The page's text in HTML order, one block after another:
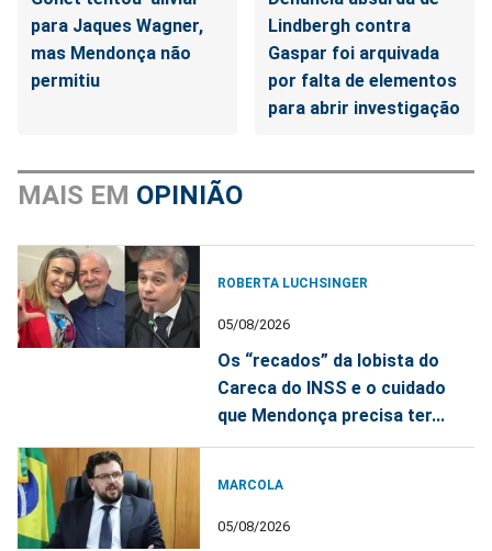
para Jaques Wagner,
mas Mendonça não
permitiu
Lindbergh contra
Gaspar foi arquivada
por falta de elementos
para abrir investigação
MAIS EM OPINIÃO
ROBERTA LUCHSINGER
05/08/2026
Os “recados” da lobista do
Careca do INSS e o cuidado
que Mendonça precisa ter...
MARCOLA
05/08/2026